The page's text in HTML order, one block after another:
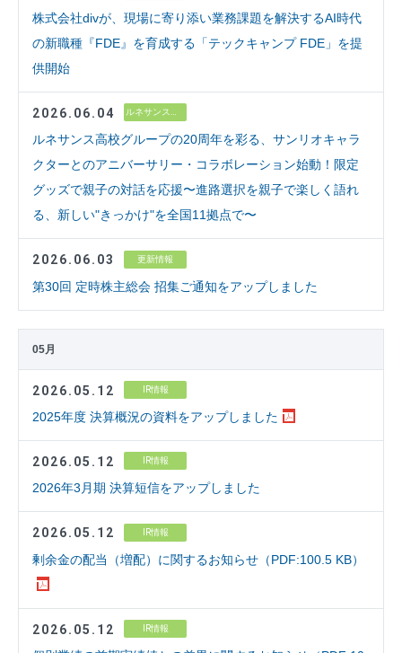
株式会社divが、現場に寄り添い業務課題を解決するAI時代
の新職種『FDE』を育成する「テックキャンプ FDE」を提
供開始
2026.06.04 ルネサンス高校グループ
ルネサンス高校グループの20周年を彩る、サンリオキャラ
クターとのアニバーサリー・コラボレーション始動！限定
グッズで親子の対話を応援〜進路選択を親子で楽しく語れ
る、新しい"きっかけ"を全国11拠点で〜
2026.06.03 更新情報
第30回 定時株主総会 招集ご通知をアップしました
05月
2026.05.12 IR情報
2025年度 決算概況の資料をアップしました
2026.05.12 IR情報
2026年3月期 決算短信をアップしました
2026.05.12 IR情報
剰余金の配当（増配）に関するお知らせ（PDF:100.5 KB）
2026.05.12 IR情報